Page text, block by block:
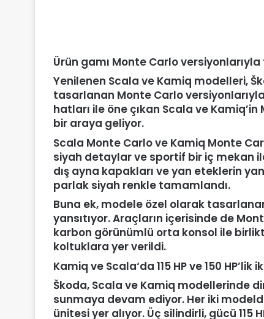
Ürün gamı Monte Carlo
Yenilenen Scala ve Kamiq modelleri,
tasarlanan Monte Carlo
hatları ile öne çıkan Scala ve
bir araya geliyor.
Scala Monte Carlo ve Kamiq Monte
siyah detaylar ve sportif bir iç mekan
dış ayna kapakları ve yan eteklerin
parlak siyah renkle tamamlandı.
Buna ek, modele özel olarak
yansıtıyor. Araçların içerisinde de
karbon görünümlü orta konsol ile
koltuklara yer verildi.
Kamiq ve Scala‘da 115 HP ve 150
Škoda, Scala ve Kamiq modellerinde
sunmaya devam ediyor. Her iki
ünitesi yer alıyor. Üç silindirli, gücü 115